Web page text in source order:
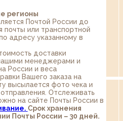
регионы
Почтой России до
почты или транспортной
адресу указанному в
доставки
менеджерами и
России и веса
Вашего заказа на
высылается фото чека и
Отслеживать
на сайте Почты России в
Срок хранения
Почты России – 30 дней.